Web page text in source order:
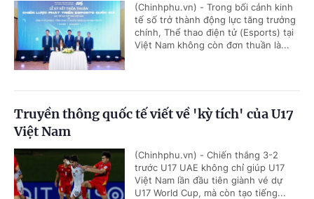
(Chinhphu.vn) - Trong bối cảnh kinh
tế số trở thành động lực tăng trưởng
chính, Thể thao điện tử (Esports) tại
Việt Nam không còn đơn thuần là...
Truyền thông quốc tế viết về 'kỳ tích' của U17
Việt Nam
(Chinhphu.vn) - Chiến thắng 3-2
trước U17 UAE không chỉ giúp U17
Việt Nam lần đầu tiên giành vé dự
U17 World Cup, mà còn tạo tiếng...